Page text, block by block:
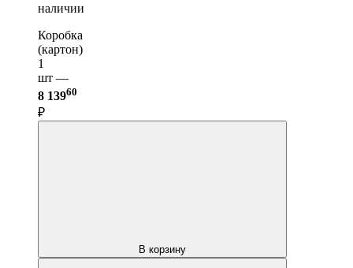
наличии
Коробка
(картон)
1
шт —
8 13960
₽
В корзину